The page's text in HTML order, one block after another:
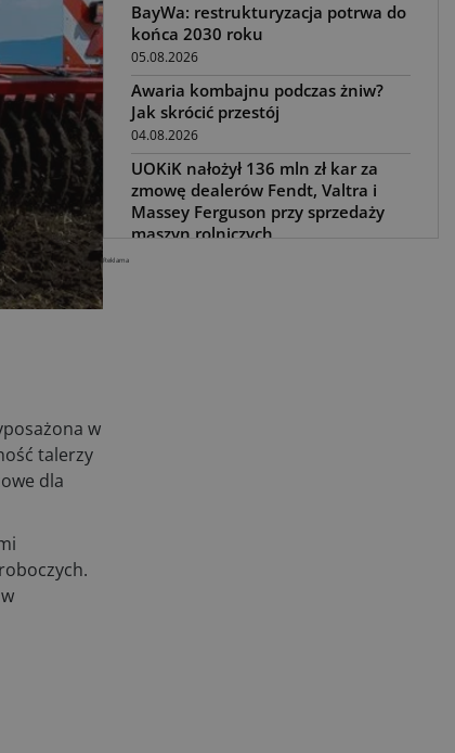
w
talerzy
dla
BayWa: restrukturyzacja potrwa do
końca 2030 roku
05.08.2026
Awaria kombajnu podczas żniw?
Jak skrócić przestój
04.08.2026
UOKiK nałożył 136 mln zł kar za
zmowę dealerów Fendt, Valtra i
Massey Ferguson przy sprzedaży
maszyn rolniczych
Reklama